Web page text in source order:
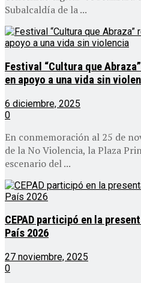
Subalcaldía de la ...
Festival “Cultura que
en apoyo a una vida sin
6 diciembre, 2025
0
En conmemoración al 25 de
de la No Violencia, la Plaza
escenario del ...
CEPAD participó en la
País 2026
27 noviembre, 2025
0